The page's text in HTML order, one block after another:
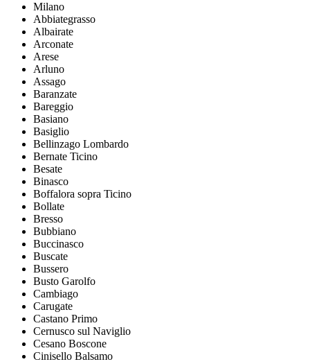
Milano
Abbiategrasso
Albairate
Arconate
Arese
Arluno
Assago
Baranzate
Bareggio
Basiano
Basiglio
Bellinzago Lombardo
Bernate Ticino
Besate
Binasco
Boffalora sopra Ticino
Bollate
Bresso
Bubbiano
Buccinasco
Buscate
Bussero
Busto Garolfo
Cambiago
Carugate
Castano Primo
Cernusco sul Naviglio
Cesano Boscone
Cinisello Balsamo